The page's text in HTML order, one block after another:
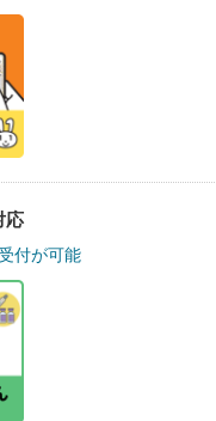
応
付が可能